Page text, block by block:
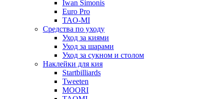
Iwan Simonis
Euro Pro
TAO-MI
Средства по уходу
Уход за киями
Уход за шарами
Уход за сукном и столом
Наклейки для кия
Startbilliards
Tweeten
MOORI